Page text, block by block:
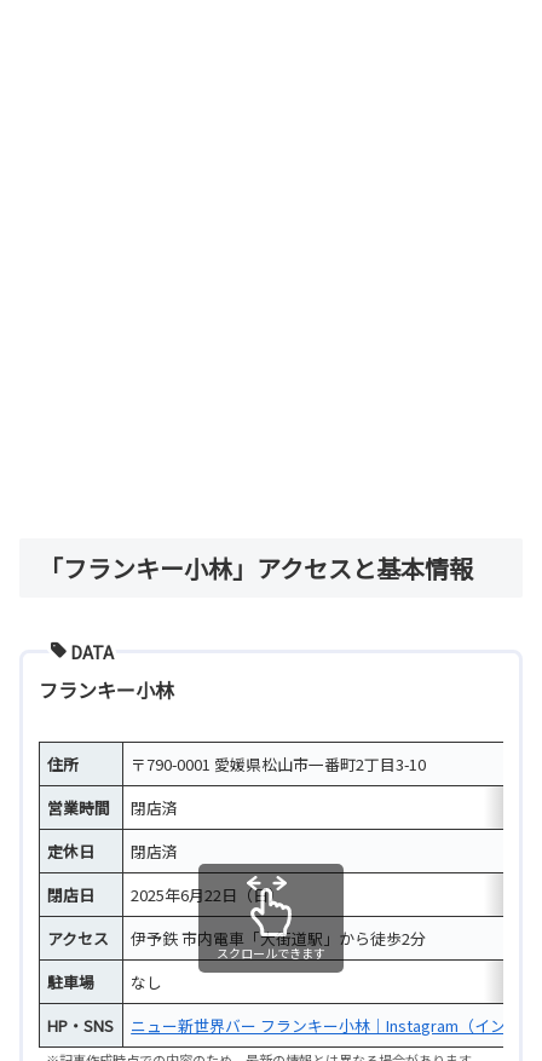
「フランキー小林」アクセスと基本情報
DATA
フランキー小林
住所
〒790-0001 愛媛県松山市一番町2丁目3-10
営業時間
閉店済
定休日
閉店済
閉店日
2025年6月22日（日）
アクセス
伊予鉄 市内電車「大街道駅」から徒歩2分
駐車場
なし
HP・SNS
ニュー新世界バー フランキー小林｜Instagram（インスタ
スクロールできます